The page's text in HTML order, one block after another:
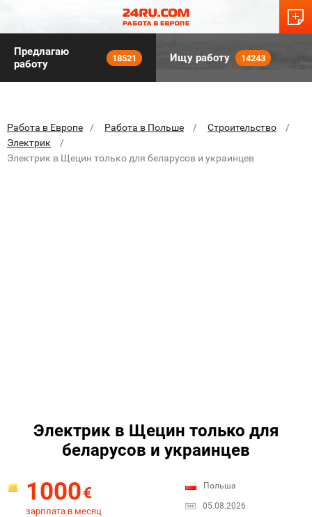
Предлагаю
работу
18521 Ищу работу 14243
Работа в Европе Работа в Польше
Строительство
Электрик
Электрик в Щецин только для беларусов и украинцев
Электрик в Щецин только для
беларусов и украинцев
1000€
зарплата в месяц
Польша
05.08.2026